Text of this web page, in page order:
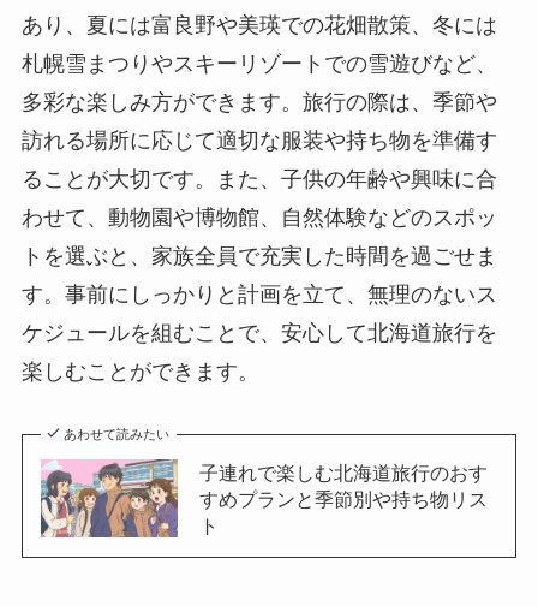
あり、夏には富良野や美瑛での花畑散策、冬には
札幌雪まつりやスキーリゾートでの雪遊びなど、
多彩な楽しみ方ができます。旅行の際は、季節や
訪れる場所に応じて適切な服装や持ち物を準備す
ることが大切です。また、子供の年齢や興味に合
わせて、動物園や博物館、自然体験などのスポッ
トを選ぶと、家族全員で充実した時間を過ごせま
す。事前にしっかりと計画を立て、無理のないス
ケジュールを組むことで、安心して北海道旅行を
楽しむことができます。
あわせて読みたい
子連れで楽しむ北海道旅行のおす
すめプランと季節別や持ち物リス
ト